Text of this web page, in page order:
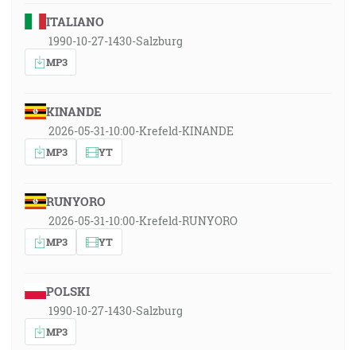
ITALIANO
1990-10-27-1430-Salzburg
MP3
KINANDE
2026-05-31-10:00-Krefeld-KINANDE
MP3 YT
RUNYORO
2026-05-31-10:00-Krefeld-RUNYORO
MP3 YT
POLSKI
1990-10-27-1430-Salzburg
MP3